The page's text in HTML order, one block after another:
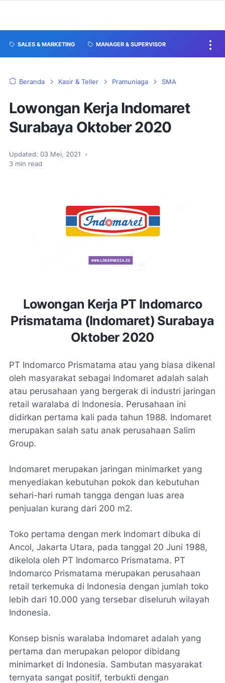
SALES & MARKETING MANAGER & SUPERVISOR
Beranda Kasir & Teller Pramuniaga SMA
Lowongan Kerja Indomaret
Surabaya Oktober 2020
Updated: 03 Mei, 2021
•
3 min read
Lowongan Kerja PT Indomarco
Prismatama (Indomaret) Surabaya
Oktober 2020
PT Indomarco Prismatama atau yang biasa dikenal
oleh masyarakat sebagai Indomaret adalah salah
atau perusahaan yang bergerak di industri jaringan
retail waralaba di Indonesia. Perusahaan ini
didirkan pertama kali pada tahun 1988. Indomaret
merupakan salah satu anak perusahaan Salim
Group.
Indomaret merupakan jaringan minimarket yang
menyediakan kebutuhan pokok dan kebutuhan
sehari-hari rumah tangga dengan luas area
penjualan kurang dari 200 m2.
Toko pertama dengan merk Indomart dibuka di
Ancol, Jakarta Utara, pada tanggal 20 Juni 1988,
dikelola oleh PT Indomarco Prismatama. PT
Indomarco Prismatama merupakan perusahaan
retail terkemuka di Indonesia dengan jumlah toko
lebih dari 10.000 yang tersebar diseluruh wilayah
Indonesia.
Konsep bisnis waralaba Indomaret adalah yang
pertama dan merupakan pelopor dibidang
minimarket di Indonesia. Sambutan masyarakat
ternyata sangat positif, terbukti dengan